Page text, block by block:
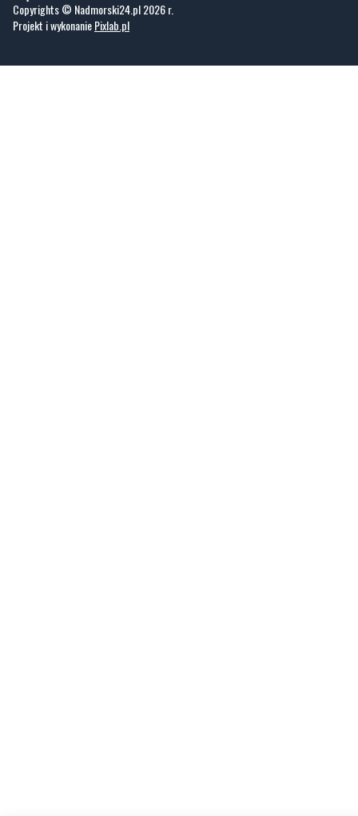
Copyrights © Nadmorski24.pl 2026 r.
Projekt i wykonaniePixlab.pl